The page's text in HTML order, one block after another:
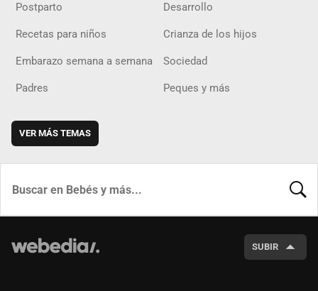
Postparto Desarrollo
Recetas para niños Crianza de los hijos
Embarazo semana a semana Sociedad
Padres Peques y más
VER MÁS TEMAS
SUBIR